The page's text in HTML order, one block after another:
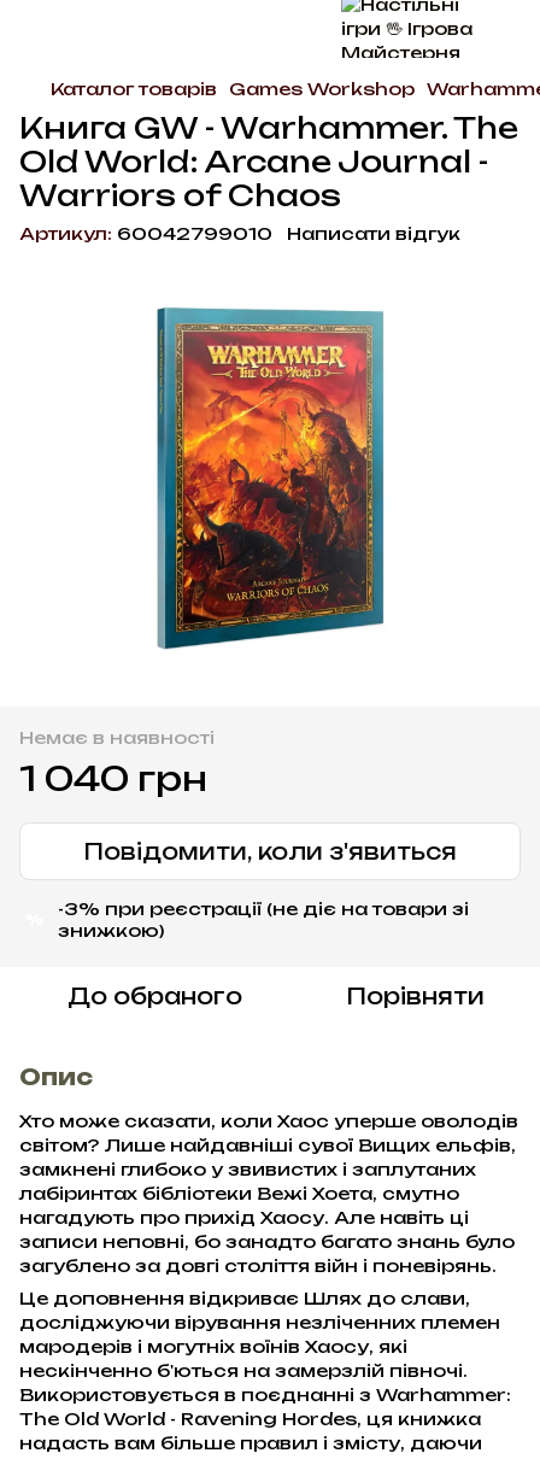
Каталог товарів Games Workshop
Книга GW - Warhammer. The
Old World: Arcane Journal -
Warriors of Chaos
Артикул: 60042799010 Написати відгук
Немає в наявності
1 040 грн
Повідомити, коли з'явиться
-3% при реєстрації (не діє на товари зі
знижкою)
До обраного Порівняти
Опис
Хто може сказати, коли Хаос уперше оволодів
світом? Лише найдавніші сувої Вищих ельфів,
замкнені глибоко у звивистих і заплутаних
лабіринтах бібліотеки Вежі Хоета, смутно
нагадують про прихід Хаосу. Але навіть ці
записи неповні, бо занадто багато знань було
загублено за довгі століття війн і поневірянь.
Це доповнення відкриває Шлях до слави,
досліджуючи вірування незліченних племен
мародерів і могутніх воїнів Хаосу, які
нескінченно б'ються на замерзлій півночі.
Використовується в поєднанні з Warhammer:
The Old World - Ravening Hordes, ця книжка
надасть вам більше правил і змісту, даючи